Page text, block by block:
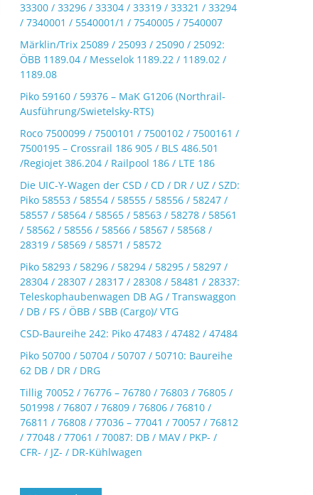
33300 / 33296 / 33304 / 33319 / 33321 / 33294
/ 7340001 / 5540001/1 / 7540005 / 7540007
Märklin/Trix 25089 / 25093 / 25090 / 25092:
ÖBB 1189.04 / Messelok 1189.22 / 1189.02 /
1189.08
Piko 59160 / 59376 – MaK G1206 (Northrail-
Ausführung/Swietelsky-RTS)
Roco 7500099 / 7500101 / 7500102 / 7500161 /
7500195 – Crossrail 186 905 / BLS 486.501
/Regiojet 386.204 / Railpool 186 / LTE 186
Die UIC-Y-Wagen der CSD / CD / DR / UZ / SZD:
Piko 58553 / 58554 / 58555 / 58556 / 58247 /
58557 / 58564 / 58565 / 58563 / 58278 / 58561
/ 58562 / 58556 / 58566 / 58567 / 58568 /
28319 / 58569 / 58571 / 58572
Piko 58293 / 58296 / 58294 / 58295 / 58297 /
28304 / 28307 / 28317 / 28308 / 58481 / 28337:
Teleskophaubenwagen DB AG / Transwaggon
/ DB / FS / ÖBB / SBB (Cargo)/ VTG
CSD-Baureihe 242: Piko 47483 / 47482 / 47484
Piko 50700 / 50704 / 50707 / 50710: Baureihe
62 DB / DR / DRG
Tillig 70052 / 76776 – 76780 / 76803 / 76805 /
501998 / 76807 / 76809 / 76806 / 76810 /
76811 / 76808 / 77036 – 77041 / 70057 / 76812
/ 77048 / 77061 / 70087: DB / MAV / PKP- /
CFR- / JZ- / DR-Kühlwagen